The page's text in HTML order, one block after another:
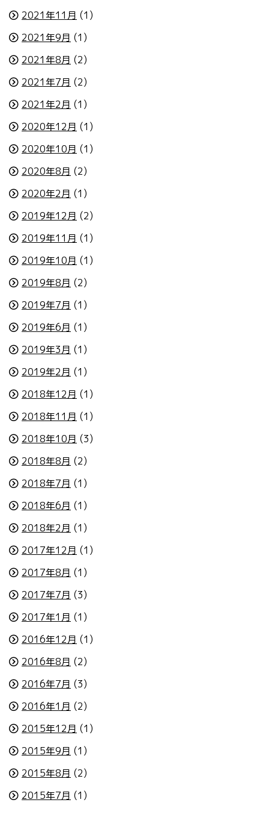
2021年11月 (1)
2021年9月 (1)
2021年8月 (2)
2021年7月 (2)
2021年2月 (1)
2020年12月 (1)
2020年10月 (1)
2020年8月 (2)
2020年2月 (1)
2019年12月 (2)
2019年11月 (1)
2019年10月 (1)
2019年8月 (2)
2019年7月 (1)
2019年6月 (1)
2019年3月 (1)
2019年2月 (1)
2018年12月 (1)
2018年11月 (1)
2018年10月 (3)
2018年8月 (2)
2018年7月 (1)
2018年6月 (1)
2018年2月 (1)
2017年12月 (1)
2017年8月 (1)
2017年7月 (3)
2017年1月 (1)
2016年12月 (1)
2016年8月 (2)
2016年7月 (3)
2016年1月 (2)
2015年12月 (1)
2015年9月 (1)
2015年8月 (2)
2015年7月 (1)